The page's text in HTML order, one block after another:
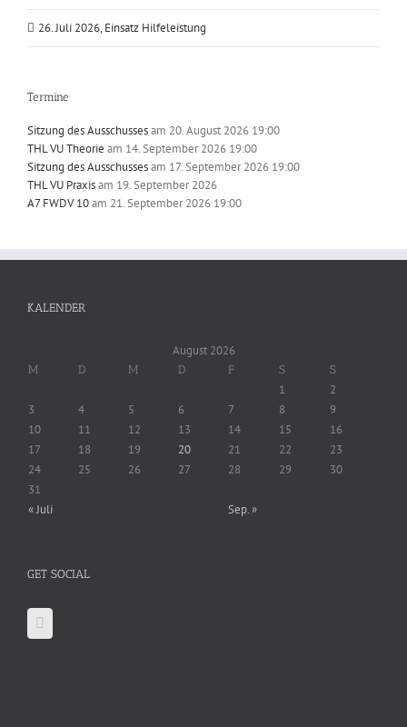
26. Juli 2026, Einsatz Hilfeleistung
Termine
Sitzung des Ausschussesam 20. August 2026 19:00
THL VU Theorie am 14. September 2026 19:00
Sitzung des Ausschussesam 17. September 2026 19:00
THL VU Praxisam 19. September 2026
A7 FWDV 10am 21. September 2026 19:00
KALENDER
August 2026
M D M D F S S
1
2
3
4 5 6 7 8
9
10
11 12 13 14 15
16
17
18 19 20 21 22
23
24
25 26 27 28 29
30
31
« Juli
Sep. »
GET SOCIAL